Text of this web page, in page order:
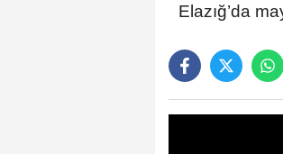
Elazığ’da